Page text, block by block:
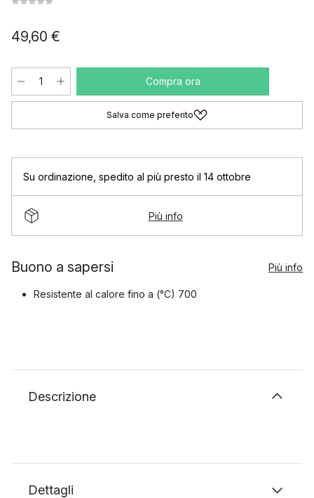
49,60 €
Compra ora
Salva come preferito
Su ordinazione spedito al più presto il 14 ottobre
Più info
Buono a sapersi Più info
Resistente al calore fino a (°C) 700
Descrizione
Dettagli